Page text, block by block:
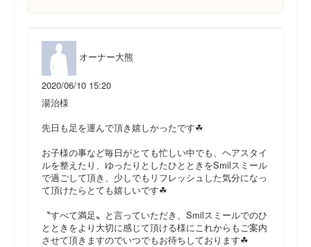
オーナー大熊
2020/06/10 15:20
湯治様
先日も足を運んで頂き嬉しかったです☘
お子様の事など毎日がとても忙しい中でも、ヘアスタイ
ルを整えたり、ゆったりとしたひとときをSmilスミール
で過ごして頂き、少しでもリフレッシュした気分になっ
て頂けたらとても嬉しいです☘
〝すべて満足〟と言っていただき、Smilスミールでのひ
とときをより大切に感じて頂ける様にこれからもご案内
させて頂きますのでいつでもお待ちしております☘